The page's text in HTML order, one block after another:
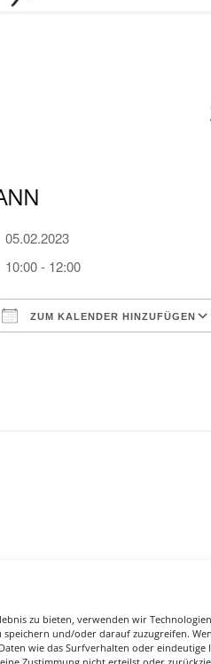
zu bieten, verwenden wir
und/oder darauf zuzugreifen.
wie das Surfverhalten oder eindeutige
05.02.2023
10:00 - 12:00
ZUM KALENDER HINZUFÜGEN